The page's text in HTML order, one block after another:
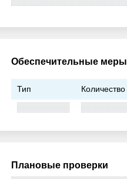
Обеспечительные меры
Тип Количество
Плановые проверки